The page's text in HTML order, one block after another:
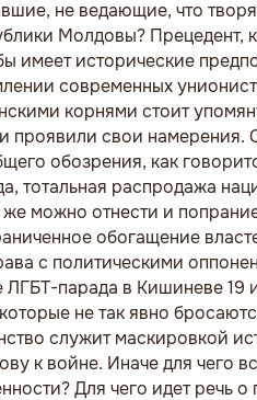
не ведающие, что
Молдовы? Прецедент,
имеет исторические
современных
корнями стоит
проявили свои намерения.
обозрения, как
тотальная распродажа
можно отнести и
обогащение
с политическими
ЛГБТ-парада в Кишиневе 19
не так явно
служит маскировкой
к войне. Иначе для чего
Для чего идет речь